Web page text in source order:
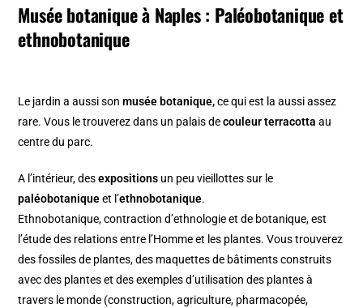
Musée botanique à Naples : Paléobotanique et
ethnobotanique
Le jardin a aussi sonmusée botanique,ce qui est la aussi assez
rare. Vous le trouverez dans un palais decouleur terracotta au
centre du parc.
A l’intérieur, desexpositions un peu vieillottes sur le
paléobotaniqueet l’ethnobotanique.
Ethnobotanique, contraction d’ethnologie et de botanique, est
l’étude des relations entre l’Homme et les plantes. Vous trouverez
des fossiles de plantes, des maquettes de bâtiments construits
avec des plantes et des exemples d’utilisation des plantes à
travers le monde (construction, agriculture, pharmacopée,